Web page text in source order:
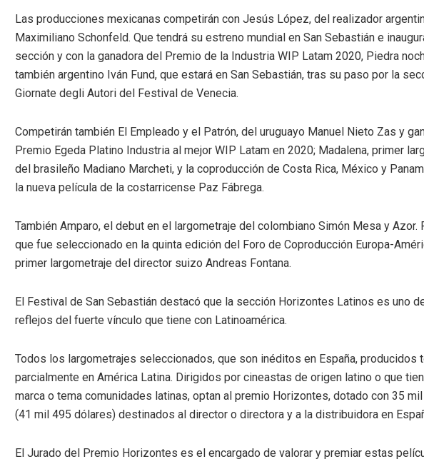
Las producciones mexicanas competirán con Jesús López, del realizador
Maximiliano Schonfeld. Que tendrá su estreno mundial en San Sebastián e
sección y con la ganadora del Premio de la Industria WIP Latam 2020, Piedra
también argentino Iván Fund, que estará en San Sebastián, tras su paso por la
Giornate degli Autori del Festival de Venecia.
Competirán también El Empleado y el Patrón, del uruguayo Manuel Nieto Zas y
Premio Egeda Platino Industria al mejor WIP Latam en 2020; Madalena, primer
del brasileño Madiano Marcheti, y la coproducción de Costa Rica, México y
la nueva película de la costarricense Paz Fábrega.
También Amparo, el debut en el largometraje del colombiano Simón Mesa y Azor.
que fue seleccionado en la quinta edición del Foro de Coproducción Europa-
primer largometraje del director suizo Andreas Fontana.
El Festival de San Sebastián destacó que la sección Horizontes Latinos es uno
reflejos del fuerte vínculo que tiene con Latinoamérica.
Todos los largometrajes seleccionados, que son inéditos en España, producidos
parcialmente en América Latina. Dirigidos por cineastas de origen latino o que
marca o tema comunidades latinas, optan al premio Horizontes, dotado con 35
(41 mil 495 dólares) destinados al director o directora y a la distribuidora en
El Jurado del Premio Horizontes es el encargado de valorar y premiar estas